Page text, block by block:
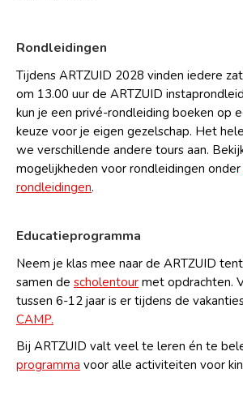
Rondleidingen
Tijdens ARTZUID 2028 vinden iedere
om 13.00 uur de ARTZUID
kun je een privé-rondleiding boeken op
keuze voor je eigen gezelschap. Het
we verschillende andere tours aan.
mogelijkheden voor rondleidingen onder
rondleidingen.
Educatieprogramma
Neem je klas mee naar de ARTZUID
samen de scholentour met opdrachten.
tussen 6-12 jaar is er tijdens de
CAMP.
Bij ARTZUID valt veel te leren én te
programma voor alle activiteiten voor